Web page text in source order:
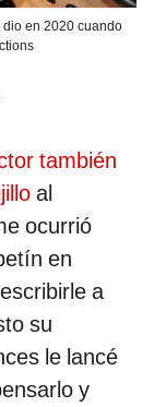
dio en 2020 cuando
también
al
ocurrió
en
a
su
le lancé
y